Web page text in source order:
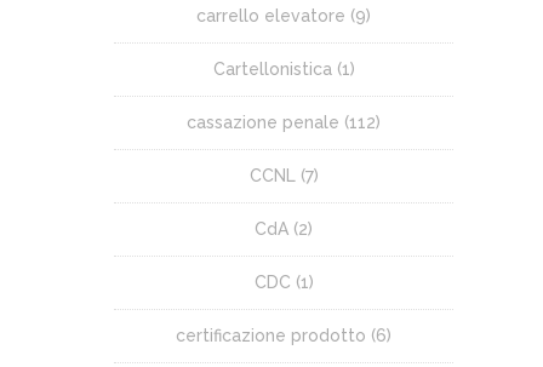
carrello elevatore (9)
Cartellonistica (1)
cassazione penale (112)
CCNL (7)
CdA (2)
CDC (1)
certificazione prodotto (6)